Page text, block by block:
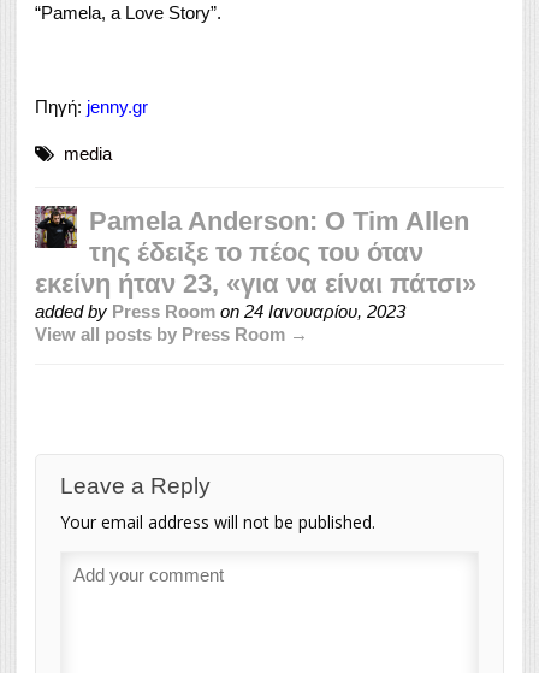
“Pamela, a Love Story”.
Πηγή: jenny.gr
media
Pamela Anderson: Ο Tim Allen
της έδειξε το πέος του όταν
εκείνη ήταν 23, «για να είναι πάτσι»
added by Press Room on 24 Ιανουαρίου, 2023
View all posts by Press Room →
Leave a Reply
Your email address will not be published.